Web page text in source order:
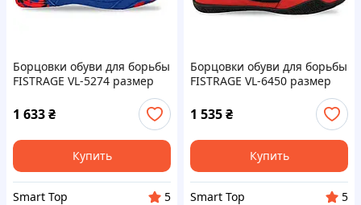
Борцовки обуви для борьбы
FISTRAGE VL-5274 размер
1 633₴
Купить
Smart Top
5
Борцовки обуви для борьбы
FISTRAGE VL-6450 размер
33-45 цвета в ассортименте
1 535₴
Купить
Smart Top
5